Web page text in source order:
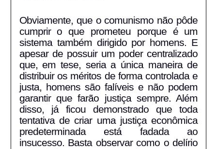
Obviamente, que o comunismo não pôde
cumprir o que prometeu porque é um
sistema também dirigido por homens. E
apesar de possuir um poder centralizado
que, em tese, seria a única maneira de
distribuir os méritos de forma controlada e
justa, homens são falíveis e não podem
garantir que farão justiça sempre. Além
disso, já ficou demonstrado que toda
tentativa de criar uma justiça econômica
predeterminada está fadada ao
insucesso. Basta observar como o delírio